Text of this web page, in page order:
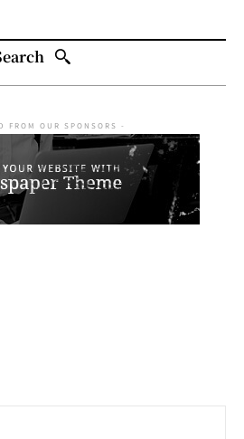
FROM OUR SPONSORS -